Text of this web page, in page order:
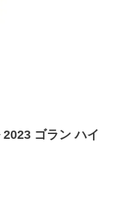
ゴラン ハイ